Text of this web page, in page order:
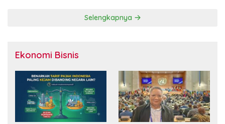
Selengkapnya
Ekonomi Bisnis